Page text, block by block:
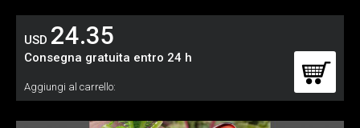
USD 24.35
Consegna gratuita entro 24 h
Aggiungi al carrello: